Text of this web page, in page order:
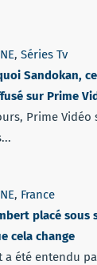
, Séries Tv
Sandokan,
sur Prime
Prime Vidéo
, France
placé
cela change
a été entendu